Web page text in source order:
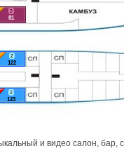
2
122
2
123
2
81
и видео салон, бар,